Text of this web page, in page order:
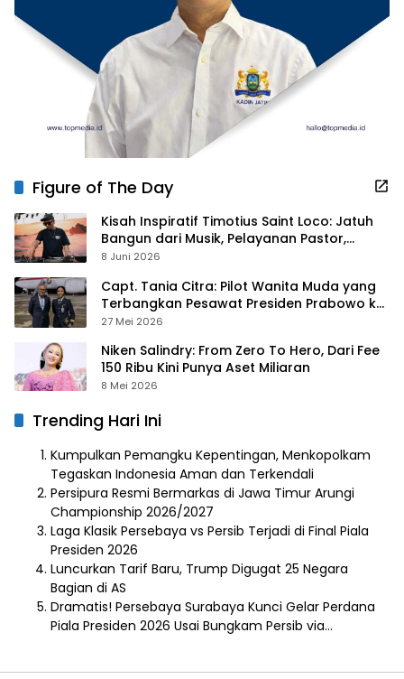
Figure of The Day
Kisah Inspiratif Timotius Saint Loco: Jatuh
Bangun dari Musik, Pelayanan Pastor,
hingga Gurita Bisnis Sambal Babon
8 Juni 2026
Capt. Tania Citra: Pilot Wanita Muda yang
Terbangkan Pesawat Presiden Prabowo ke
Prancis
27 Mei 2026
Niken Salindry: From Zero To Hero, Dari Fee
150 Ribu Kini Punya Aset Miliaran
8 Mei 2026
Trending Hari Ini
Kumpulkan Pemangku Kepentingan, Menkopolkam
Tegaskan Indonesia Aman dan Terkendali
Persipura Resmi Bermarkas di Jawa Timur Arungi
Championship 2026/2027
Laga Klasik Persebaya vs Persib Terjadi di Final Piala
Presiden 2026
Luncurkan Tarif Baru, Trump Digugat 25 Negara
Bagian di AS
Dramatis! Persebaya Surabaya Kunci Gelar Perdana
Piala Presiden 2026 Usai Bungkam Persib via…